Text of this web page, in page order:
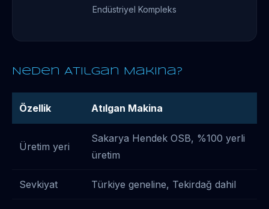
Endüstriyel Kompleks
Neden Atılgan Makina?
Özellik Atılgan Makina
Üretim yeri
Sakarya Hendek OSB, %100 yerli
üretim
Sevkiyat Türkiye geneline, Tekirdağ dahil